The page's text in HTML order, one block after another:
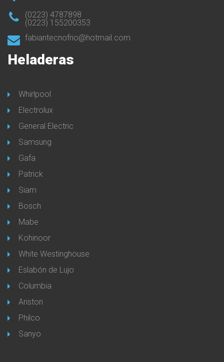
(0223) 4787898
(0223) 155200353
fabiantecnofrio@hotmail.com
Heladeras
Whirlpool
Electrolux
General Electric
Samsung
Gafa
Patrick
Siam
Bosch
Mabe
Kohinoor
White Westinghouse
Eslabón de Lujo
Columbia
Ariston
Philco
Sanyo